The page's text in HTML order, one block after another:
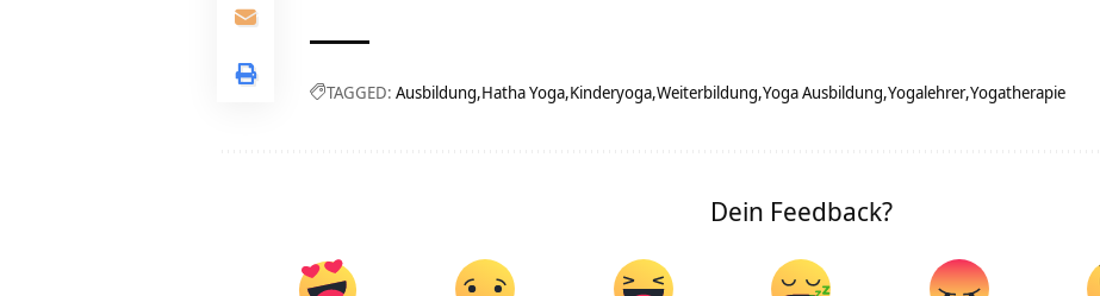
TAGGED: Ausbildung Hatha Yoga Kinderyoga Weiterbildung Yoga Ausbildung Yogalehrer Yogatherapie
Dein Feedback?